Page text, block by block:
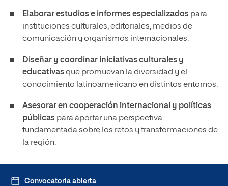
Elaborar estudios e informes especializados para
instituciones culturales, editoriales, medios de
comunicación y organismos internacionales.
Diseñar y coordinar iniciativas culturales y
educativasque promuevan la diversidad y el
conocimiento latinoamericano en distintos entornos.
Asesorar en cooperación internacional y políticas
públicas para aportar una perspectiva
fundamentada sobre los retos y transformaciones de
la región.
Convocatoria abierta